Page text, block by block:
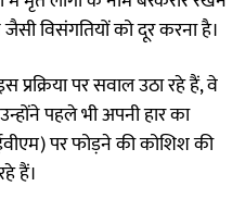
विसंगतियों को दूर करना है।
पर सवाल उठा रहे हैं, वे
पहले भी अपनी हार का
पर फोड़ने की कोशिश की
हैं।